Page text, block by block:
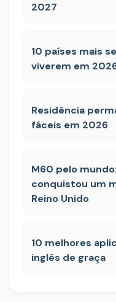
2027
10 países mais
viverem em
Residência
fáceis em 2026
M60 pelo
conquistou um
Reino Unido
10 melhores
inglês de graça